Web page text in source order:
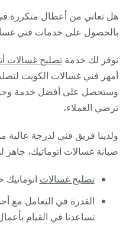
هل تعاني من أعطال متكررة
بالحصول على خدمات فني
نوفر لك خدمةتصليح غسالات
أمهر فني غسالات الكويت
وستحصل على أفضل خدمة
ترضي العملاء،
ولدينا فريق فني لدرجة عالية
صيانة غسالات اتوماتيك، جاهز
تصليح غسالات
القدرة في التعامل مع
تساعدنا في القيام